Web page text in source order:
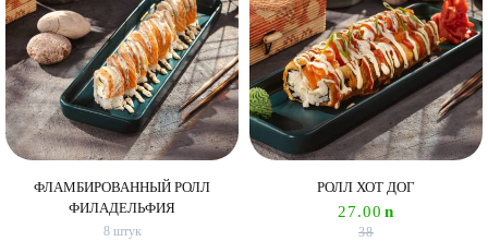
ФЛАМБИРОВАННЫЙ РОЛЛ
ФИЛАДЕЛЬФИЯ
8 штук
РОЛЛ ХОТ ДОГ
27.00 n
38